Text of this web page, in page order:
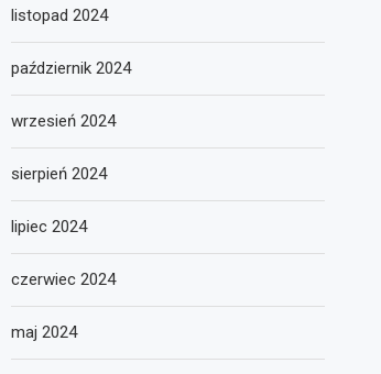
listopad 2024
październik 2024
wrzesień 2024
sierpień 2024
lipiec 2024
czerwiec 2024
maj 2024